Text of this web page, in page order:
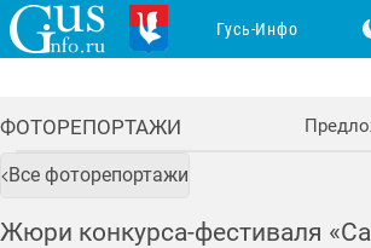
ФОТОРЕПОРТАЖИ
Все фоторепортажи
Жюри конкурса-фестиваля
Гусь-Инфо